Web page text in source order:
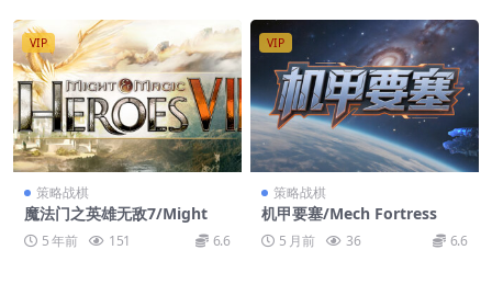
VIP
策略战棋
魔法门之英雄无敌7/Might
5 年前 151 6.6
VIP
策略战棋
机甲要塞/Mech Fortress
5 月前 36 6.6